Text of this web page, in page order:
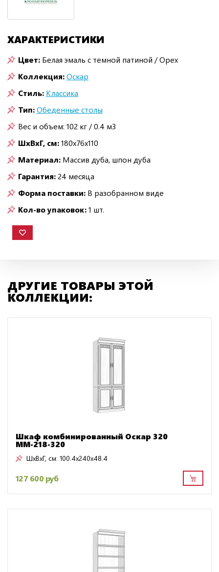
ХАРАКТЕРИСТИКИ
Цвет: Белая эмаль с темной патиной / Орех
Коллекция:Оскар
Стиль: Классика
Тип:Обеденные столы
Вес и объем: 102 кг / 0.4 м3
ШxВxГ, см:180x76x110
Материал: Массив дуба, шпон дуба
Гарантия:24 месяца
Форма поставки: В разобранном виде
Кол-во упаковок:1 шт.
ДРУГИЕ ТОВАРЫ ЭТОЙ
КОЛЛЕКЦИИ:
Шкаф комбинированный Оскар 320
ММ-218-320
ШxВxГ, см: 100.4x240x48.4
127 600 руб